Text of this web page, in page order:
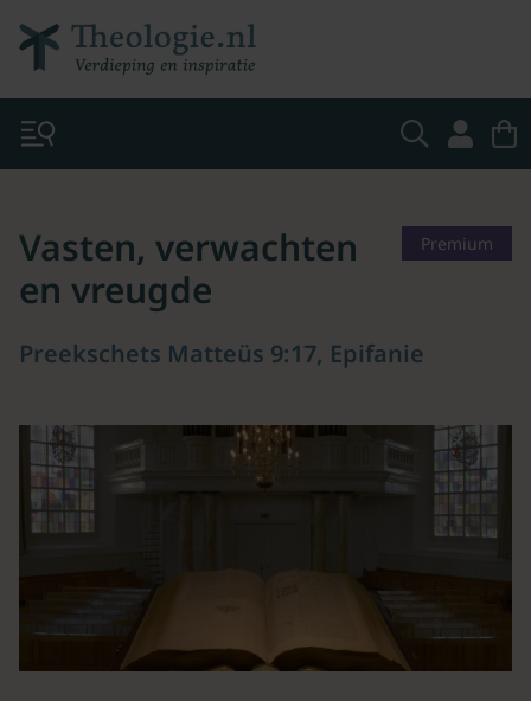
Premium
Vasten, verwachten
en vreugde
Preekschets Matteüs 9:17, Epifanie